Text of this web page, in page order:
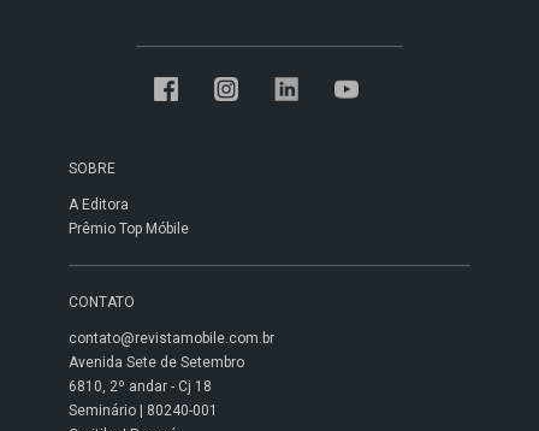
SOBRE
A Editora
Prêmio Top Móbile
CONTATO
contato@revistamobile.com.br
Avenida Sete de Setembro
6810, 2º andar - Cj 18
Seminário | 80240-001